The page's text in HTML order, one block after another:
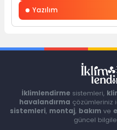
Yazılım
İklimlendirme sistemleri,
havalandırma çözümleriniz
sistemleri, montaj, bakım ve
güncel